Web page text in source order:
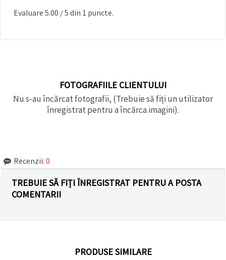
Setări
Evaluare 5.00 /5 din 1 puncte.
FOTOGRAFIILE CLIENTULUI
Nu s-au încărcat fotografii, (Trebuie să fiți un utilizator
înregistrat pentru a încărca imagini).
Recenzii: 0
TREBUIE SĂ FIȚI ÎNREGISTRAT PENTRU A POSTA
COMENTARII
PRODUSE SIMILARE